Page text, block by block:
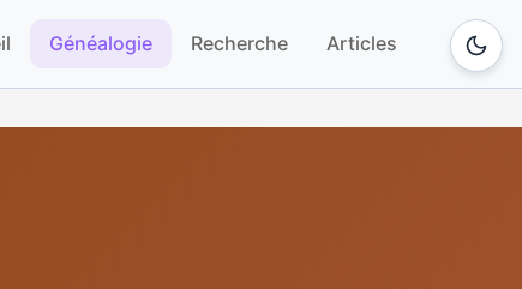
Généalogie Recherche Articles